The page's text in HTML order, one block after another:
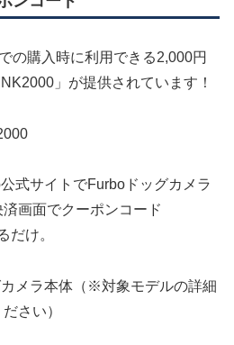
の購入時に利用できる2,000円
」が提供されています！
式サイトでFurboドッグカメラ
画面でクーポンコード
だけ。
メラ本体（※対象モデルの詳細
さい）